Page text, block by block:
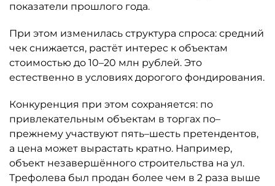
показатели прошлого года.
При этом изменилась структура спроса: средний
чек снижается, растёт интерес к объектам
стоимостью до 10–20 млн рублей. Это
естественно в условиях дорогого фондирования.
Конкуренция при этом сохраняется: по
привлекательным объектам в торгах по–
прежнему участвуют пять–шесть претендентов,
а цена может вырастать кратно. Например,
объект незавершённого строительства на ул.
Трефолева был продан более чем в 2 раза выше